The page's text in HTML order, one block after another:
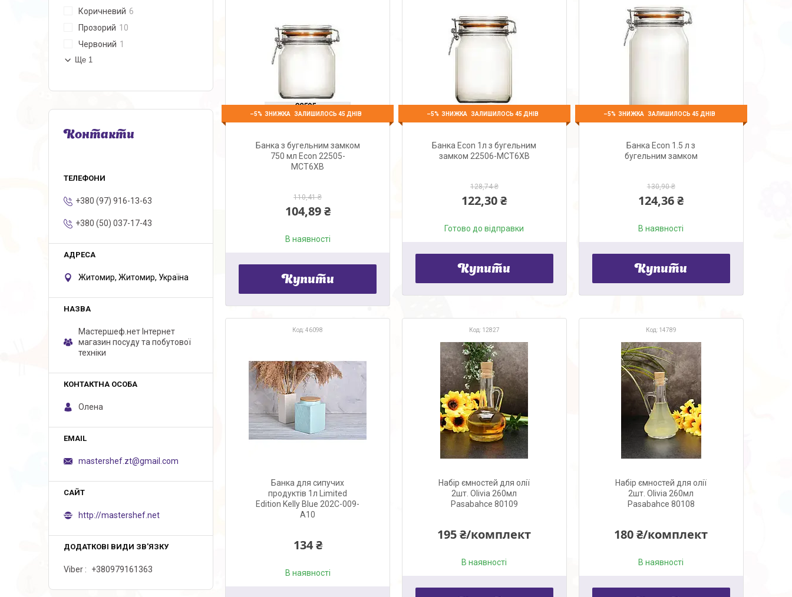
–5% ЗАЛИШИЛОСЬ 45 ДНІВ
Банка з бугельним замком
750 мл Econ 22505-
MCT6XB
110,41 ₴
104,89 ₴
В наявності
Купити
–5% ЗАЛИШИЛОСЬ 45 ДНІВ
Банка Econ 1л з бугельним
замком 22506-MCT6XB
128,74 ₴
122,30 ₴
Готово до відправки
Купити
–5% ЗАЛИШИЛОСЬ 45 ДНІВ
Банка Econ 1.5 л з
бугельним замком
130,90 ₴
124,36 ₴
В наявності
Купити
46098
Банка для сипучих
продуктів 1л Limited
Edition Kelly Blue 202C-009-
A10
134 ₴
В наявності
12827
Набір ємностей для олії
2шт. Olivia 260мл
Pasabahce 80109
195 ₴/комплект
В наявності
14789
Набір ємностей для олії
2шт. Olivia 260мл
Pasabahce 80108
180 ₴/комплект
В наявності
Коричневий 6
Прозорий 10
Червоний 1
Ще 1
Контакти
+380 (97) 916-13-63
+380 (50) 037-17-43
Житомир, Житомир, Україна
Мастершеф.нет Iнтернет
магазин посуду та побутової
техніки
Олена
mastershef.zt@gmail.com
http://mastershef.net
Viber +380979161363